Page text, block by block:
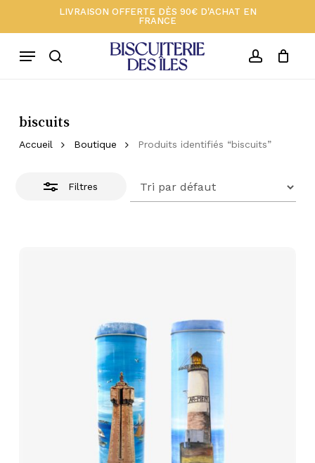
content
LIVRAISON OFFERTE DÈS 90€ D'ACHAT EN
FRANCE
search account
Menu
Votre panier 🍪 Close
biscuits
Accueil Boutique Produits identifiés “biscuits”
Filtres